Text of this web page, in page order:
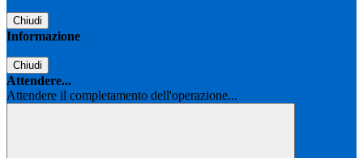
Chiudi
Informazione
Chiudi
Attendere...
Attendere il completamento dell'operazione...